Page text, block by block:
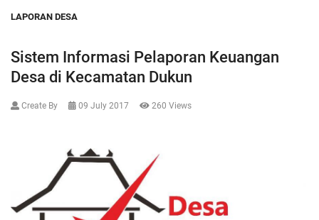
LAPORAN DESA
Sistem Informasi Pelaporan Keuangan
Desa di Kecamatan Dukun
Create By 09 July 2017 260 Views